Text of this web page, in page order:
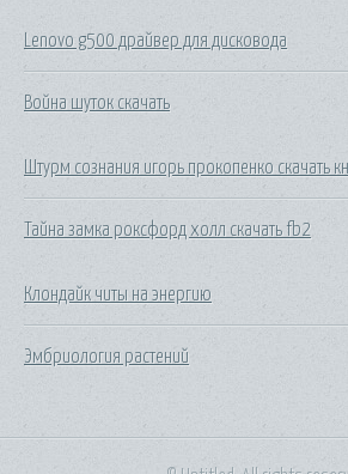
Lenovo g500 драйвер для дисковода
Война шуток скачать
Штурм сознания игорь прокопенко скачать
Тайна замка роксфорд холл скачать fb2
Клондайк читы на энергию
Эмбриология растений